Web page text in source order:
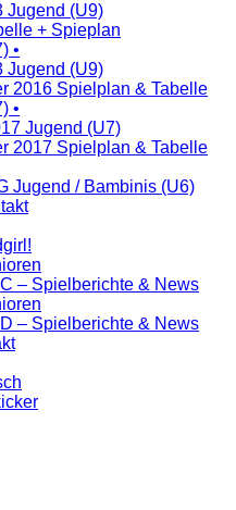
Jugend (U9)
+ Spieplan
•
Jugend (U9)
2016 Spielplan & Tabelle
•
Jugend (U7)
2017 Spielplan & Tabelle
Jugend / Bambinis (U6)
– Spielberichte & News
– Spielberichte & News